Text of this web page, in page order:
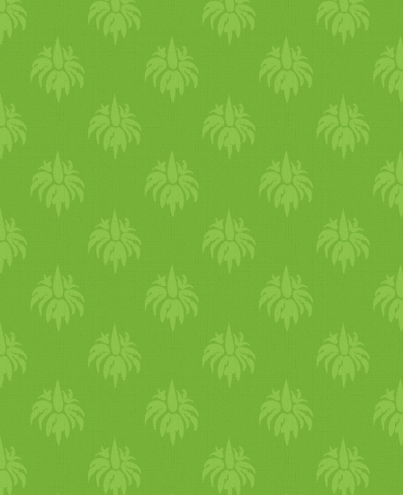
tulajdonképpen két téma, a
köré csoportosul. lilla két
teljesen önszántából.
kókusz
oshajdina "risotto"
koriander olajjal. bár sosem
vegetáriánus legyen,
arra, hogy honnan
felfedezte a
vega étel ek
kedvencét, a hajdinát tette
főszereplőjévé. olzka több